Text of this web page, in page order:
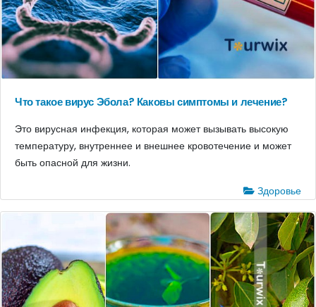
Что такое вирус Эбола? Каковы симптомы и лечение?
Это вирусная инфекция, которая может вызывать высокую
температуру, внутреннее и внешнее кровотечение и может
быть опасной для жизни.
Здоровье